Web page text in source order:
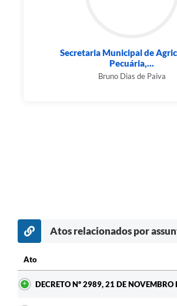
Secretaria Municipal de
Pecuária,...
Bruno Dias de Paiva
Atos relacionados por
Ato
DECRETO Nº 2989, 21 DE NOVEMBRO